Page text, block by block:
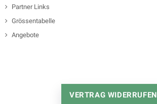
Partner Links
Grössentabelle
Angebote
VERTRAG WIDERRUFEN